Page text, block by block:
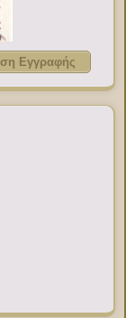
Εγγραφής